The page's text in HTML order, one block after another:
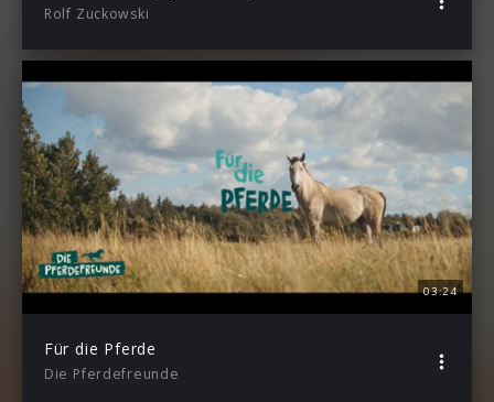
Rolf Zuckowski
03:24
Für die Pferde
Die Pferdefreunde